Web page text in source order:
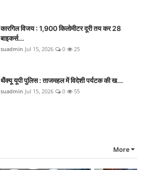
कारगिल विजय : 1,900 किलोमीटर दूरी तय कर 28
बाइकर्स...
suadmin Jul 15, 2026 0 25
थैंक्यू यूपी पुलिस : ताजमहल में विदेशी पर्यटक की ख...
suadmin Jul 15, 2026 0 55
More